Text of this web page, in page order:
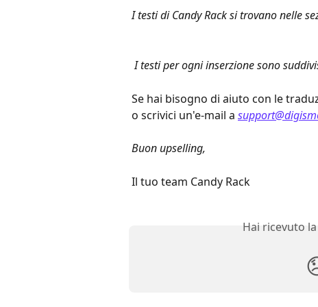
I testi di Candy Rack si trovano nelle
I testi per ogni inserzione sono
Se hai bisogno di aiuto con le
o scrivici un'e-mail a
Buon upselling,
Il tuo team Candy Rack
Hai ricevuto